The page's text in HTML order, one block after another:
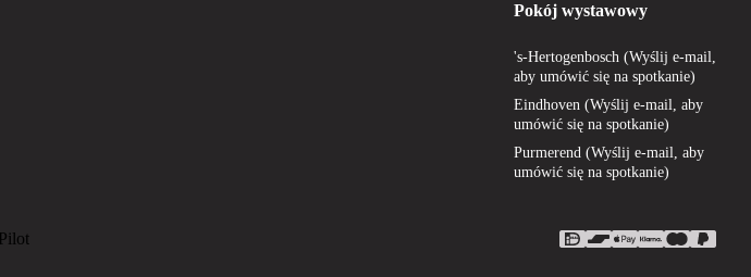
Pokój wystawowy
's-Hertogenbosch (Wyślij e-mail,
aby umówić się na spotkanie)
Eindhoven (Wyślij e-mail, aby
umówić się na spotkanie)
Purmerend (Wyślij e-mail, aby
umówić się na spotkanie)